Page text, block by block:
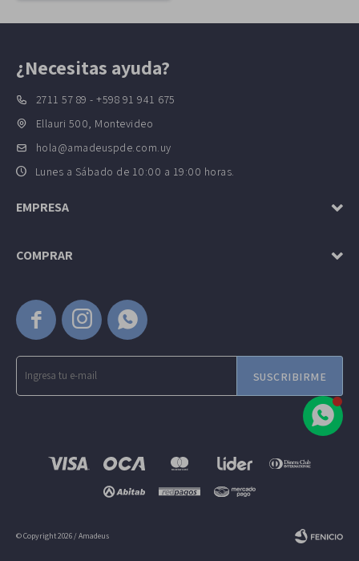
  
SUSCRIBIRME
¿Necesitas ayuda?
2711 57 89 - +598 91 941 675
Ellauri 500, Montevideo
hola@amadeuspde.com.uy
Lunes a Sábado de 10:00 a 19:00 horas.
EMPRESA
COMPRAR
© Copyright 2026 / Amadeus